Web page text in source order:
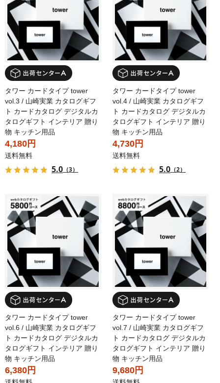
タワー カードタイプ tower
vol.3 / 山崎実業 カタログギフ
ト カードカタログ デジタルカ
タログギフト インテリア 贈り
物 キッチン用品
4,180円
送料無料
5.0 （3）
タワー カードタイプ tower
vol.4 / 山崎実業 カタログギフ
ト カードカタログ デジタルカ
タログギフト インテリア 贈り
物 キッチン用品
4,730円
送料無料
5.0 （2）
タワー カードタイプ tower
vol.6 / 山崎実業 カタログギフ
ト カードカタログ デジタルカ
タログギフト インテリア 贈り
物 キッチン用品
6,380円
タワー カードタイプ tower
vol.7 / 山崎実業 カタログギフ
ト カードカタログ デジタルカ
タログギフト インテリア 贈り
物 キッチン用品
9,680円